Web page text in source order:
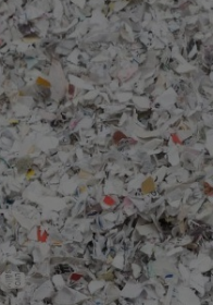
kanssa
kierrätys